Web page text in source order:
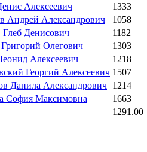
Алексеевич
1333
Андрей Александрович
1058
Глеб Денисович
1182
Олегович
1303
Алексеевич
1218
Георгий Алексеевич 1507
Данила Александрович 1214
София Максимовна
1663
1291.00